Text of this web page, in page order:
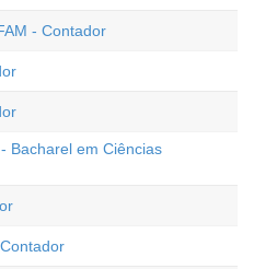
- Contador
Bacharel em Ciências